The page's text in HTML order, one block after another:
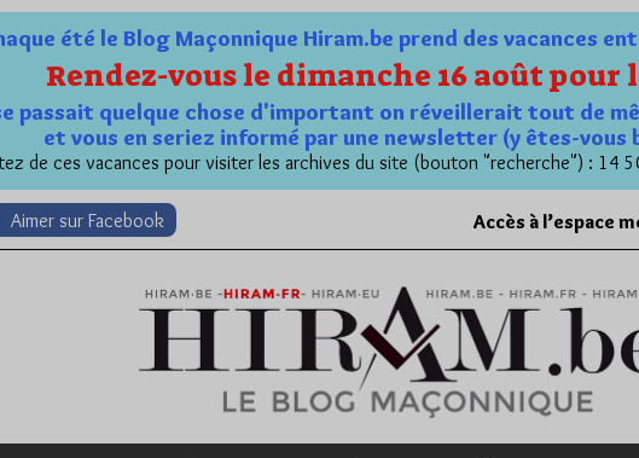
été le Blog Maçonnique Hiram.be prend des vacances
Rendez-vous le dimanche 16 août pour
passait quelque chose d'important on réveillerait tout de
et vous en seriez informé par une newsletter (y êtes-vous
de ces vacances pour visiter les archives du site (bouton "recherche") : 14
Aimer sur Facebook Accès à l’espace